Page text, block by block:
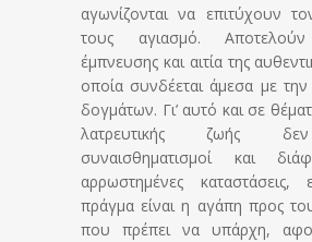
αγωνίζονται να επιτύχουν
τους αγιασμό.
έμπνευσης και αιτία της
οποία συνδέεται άμεσα με την
δογμάτων. Γι’ αυτό και σε
λατρευτικής ζωής
συναισθηματισμοί και
αρρωστημένες καταστάσεις,
πράγμα είναι η αγάπη προς
που πρέπει να υπάρχη,